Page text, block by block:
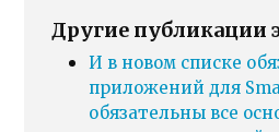
Другие публикации
И в новом списке
приложений для
обязательны все